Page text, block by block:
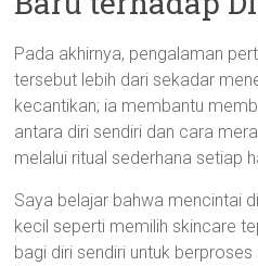
Pada akhirnya, pengalaman
tersebut lebih dari sekadar
kecantikan; ia membantu
antara diri sendiri dan cara
melalui ritual sederhana setiap
Saya belajar bahwa mencintai
kecil seperti memilih skincare
bagi diri sendiri untuk